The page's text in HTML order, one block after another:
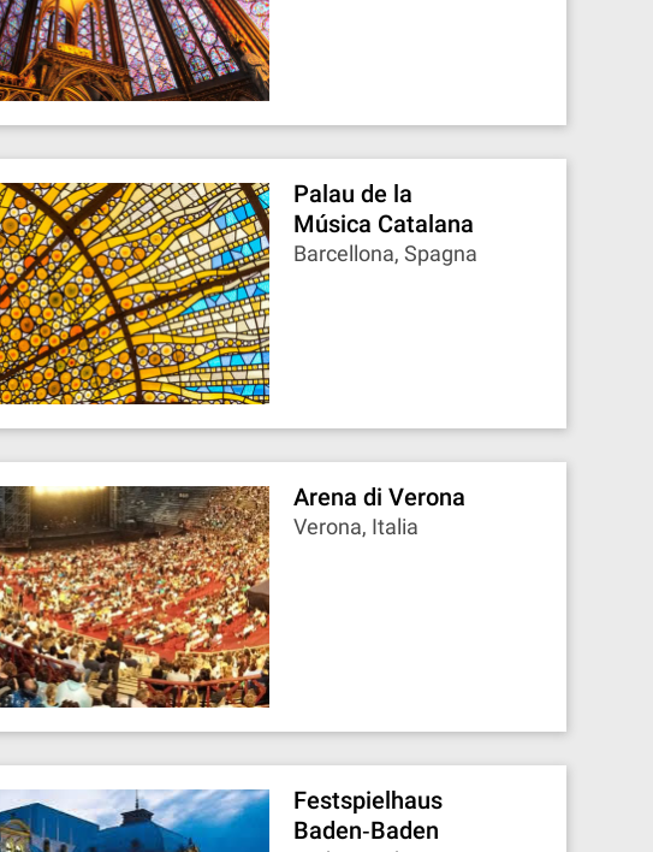
Palau de la
Música Catalana
Barcellona, Spagna
Arena di Verona
Verona, Italia
Festspielhaus
Baden‐Baden